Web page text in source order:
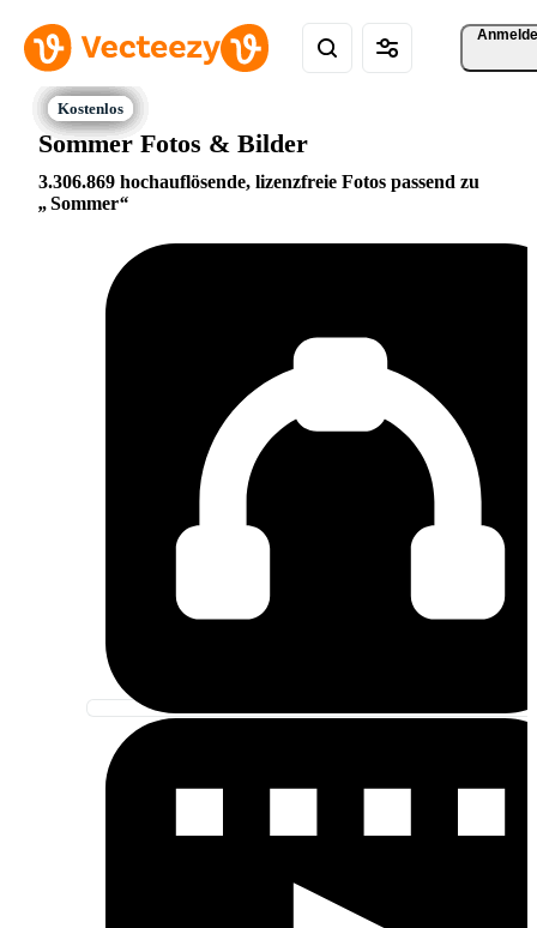
Sommer Fotos & Bilder
3.306.869 hochauflösende, lizenzfreie Fotos passend zu
Sommer